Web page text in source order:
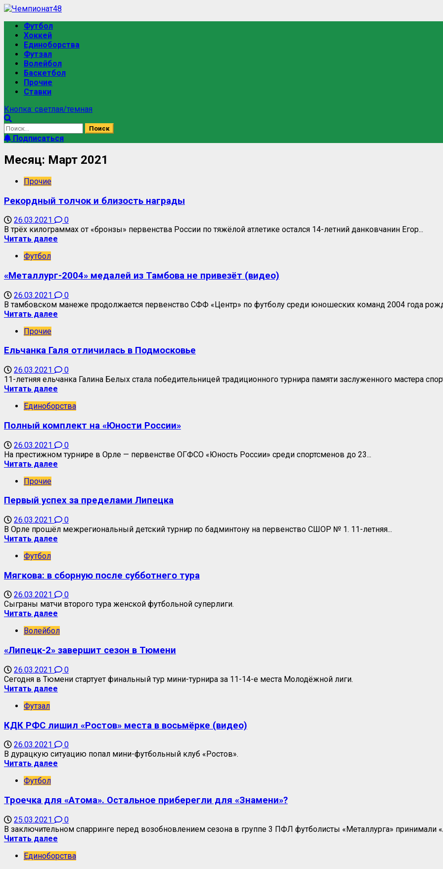
Футбол
Хоккей
Единоборства
Футзал
Волейбол
Баскетбол
Прочие
Ставки
Кнопка: светлая/темная
Подписаться
Месяц: Март 2021
Прочие
Рекордный толчок и близость награды
26.03.2021
0
В трёх килограммах от «бронзы» первенства России по тяжёлой атлетике остался 14-летний данковчанин Егор...
Читать далее
Футбол
«Металлург-2004» медалей из Тамбова не привезёт (видео)
26.03.2021
0
В тамбовском манеже продолжается первенство СФФ «Центр» по футболу среди юношеских команд 2004 года
Читать далее
Прочие
Ельчанка Галя отличилась в Подмосковье
26.03.2021
0
11-летняя ельчанка Галина Белых стала победительницей традиционного турнира памяти заслуженного мастера
Читать далее
Единоборства
Полный комплект на «Юности России»
26.03.2021
0
На престижном турнире в Орле — первенстве ОГФСО «Юность России» среди спортсменов до 23...
Читать далее
Прочие
Первый успех за пределами Липецка
26.03.2021
0
В Орле прошёл межрегиональный детский турнир по бадминтону на первенство СШОР № 1. 11-летняя...
Читать далее
Футбол
Мягкова: в сборную после субботнего тура
26.03.2021
0
Сыграны матчи второго тура женской футбольной суперлиги.
Читать далее
Волейбол
«Липецк-2» завершит сезон в Тюмени
26.03.2021
0
Сегодня в Тюмени стартует финальный тур мини-турнира за 11-14-е места Молодёжной лиги.
Читать далее
Футзал
КДК РФС лишил «Ростов» места в восьмёрке (видео)
26.03.2021
0
В дурацкую ситуацию попал мини-футбольный клуб «Ростов».
Читать далее
Футбол
Троечка для «Атома». Остальное приберегли для «Знамени»?
25.03.2021
0
В заключительном спарринге перед возобновлением сезона в группе 3 ПФЛ футболисты «Металлурга» принимали
Читать далее
Единоборства